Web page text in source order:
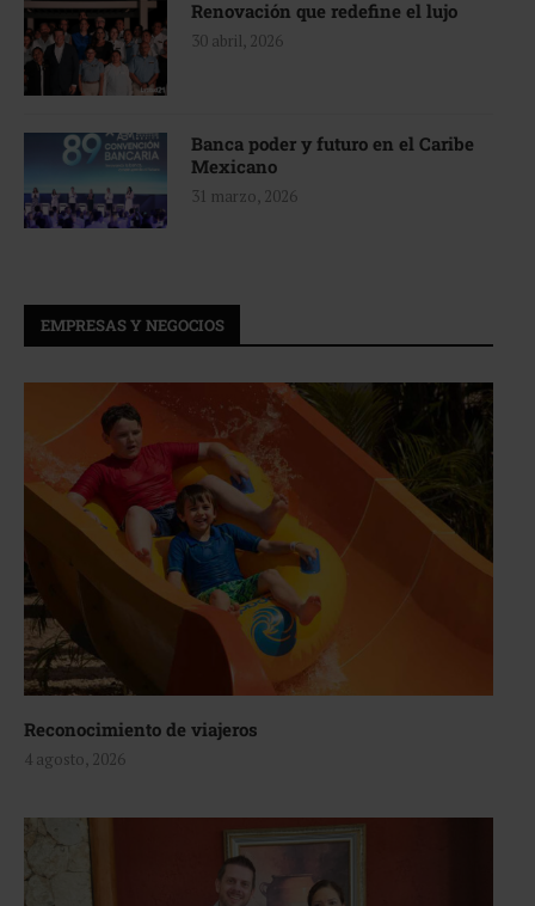
Renovación que redefine el lujo
30 abril, 2026
Banca poder y futuro en el Caribe
Mexicano
31 marzo, 2026
EMPRESAS Y NEGOCIOS
Reconocimiento de viajeros
4 agosto, 2026